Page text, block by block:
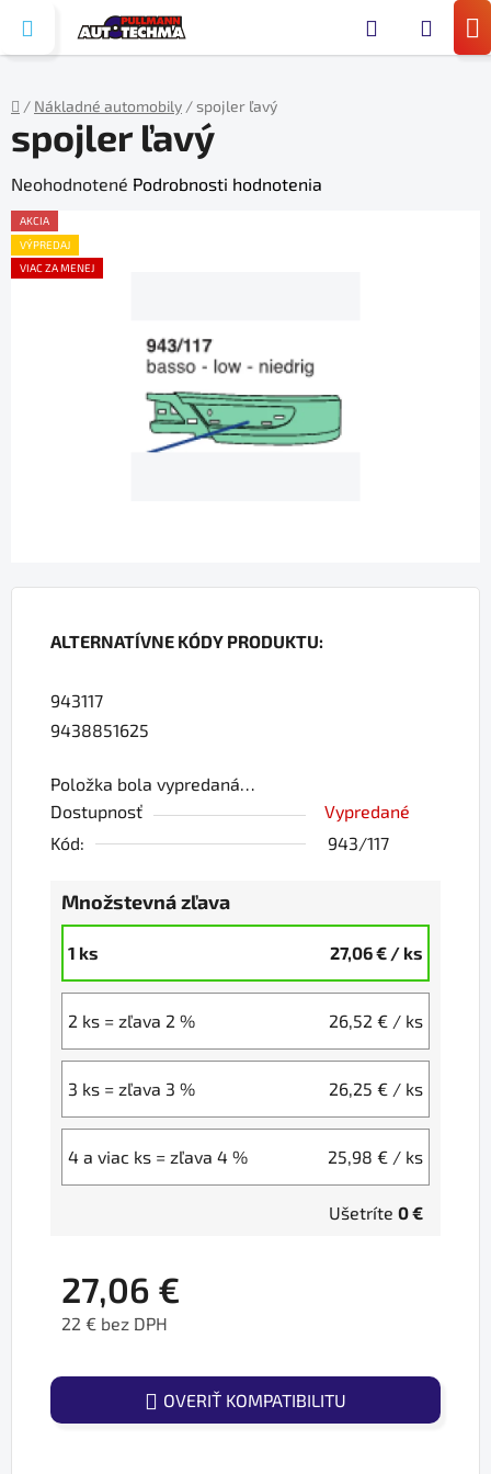
obsah
Domov
/ Nákladné automobily /spojler ľavý
ALTERNATÍVNE KÓDY PRODUKTU:
943117
9438851625
Položka bola vypredaná…
Dostupnosť
Vypredané
Kód:
943/117
Množstevná zľava
1 ks 27,06 € / ks
2 ks = zľava 2 % 26,52 € / ks
3 ks = zľava 3 % 26,25 € / ks
4 a viac ks = zľava 4 % 25,98 € / ks
Ušetríte 0 €
27,06 €
22 € bez DPH
OVERIŤ KOMPATIBILITU
spojler ľavý
Priemerné
hodnotenie
produktu
je
Neohodnotené Podrobnosti hodnotenia
AKCIA
VÝPREDAJ
VIAC ZA MENEJ